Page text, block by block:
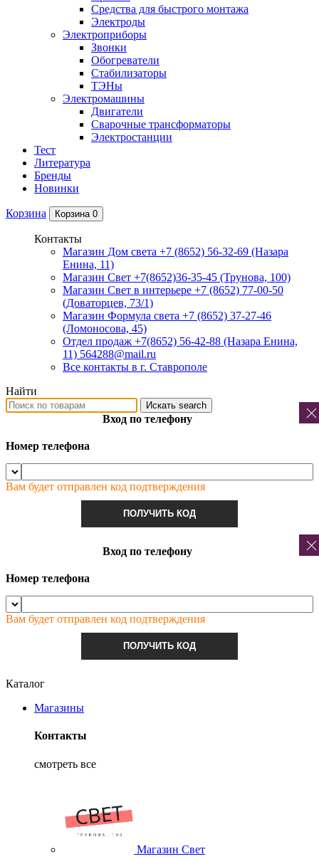
Средства для быстрого монтажа
Электроды
Электроприборы
Звонки
Обогреватели
Стабилизаторы
ТЭНы
Электромашины
Двигатели
Сварочные трансформаторы
Электростанции
Тест
Литература
Бренды
Новинки
Корзина Корзина 0
Контакты
Магазин Дом света +7 (8652) 56-32-69 (Назара
Енина, 11)
Магазин Свет +7(8652)36-35-45 (Трунова, 100)
Магазин Свет в интерьере +7 (8652) 77-00-50
(Доваторцев, 73/1)
Магазин Формула света +7 (8652) 37-27-46
(Ломоносова, 45)
Отдел продаж +7(8652) 56-42-88 (Назара Енина,
11) 564288@mail.ru
Все контакты в г. Ставрополе
Найти
Искать search
Вход по телефону
Номер телефона
Вам будет отправлен код подтверждения
ПОЛУЧИТЬ КОД
Вход по телефону
Номер телефона
Вам будет отправлен код подтверждения
ПОЛУЧИТЬ КОД
Каталог
Магазины
Контакты
смотреть все
Магазин Свет